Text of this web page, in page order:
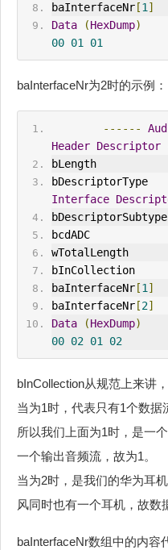
baInterfaceNr[1 ]
Data
(HexDump)
00 01 01
baInterfaceNr为2时的示例：
------
Header Descriptor
Interface
baInterfaceNr[1 ]
baInterfaceNr[2]
Data
(HexDump)
00 02 01 02
bInCollection从规范上来讲
当为1时，代表只有1个数据
所以我们上面为1时，是一
一个输出音频流，故为1。
当为2时，是我们的华为耳
风同时也有一个耳机，故数
baInterfaceNr数组中的内容